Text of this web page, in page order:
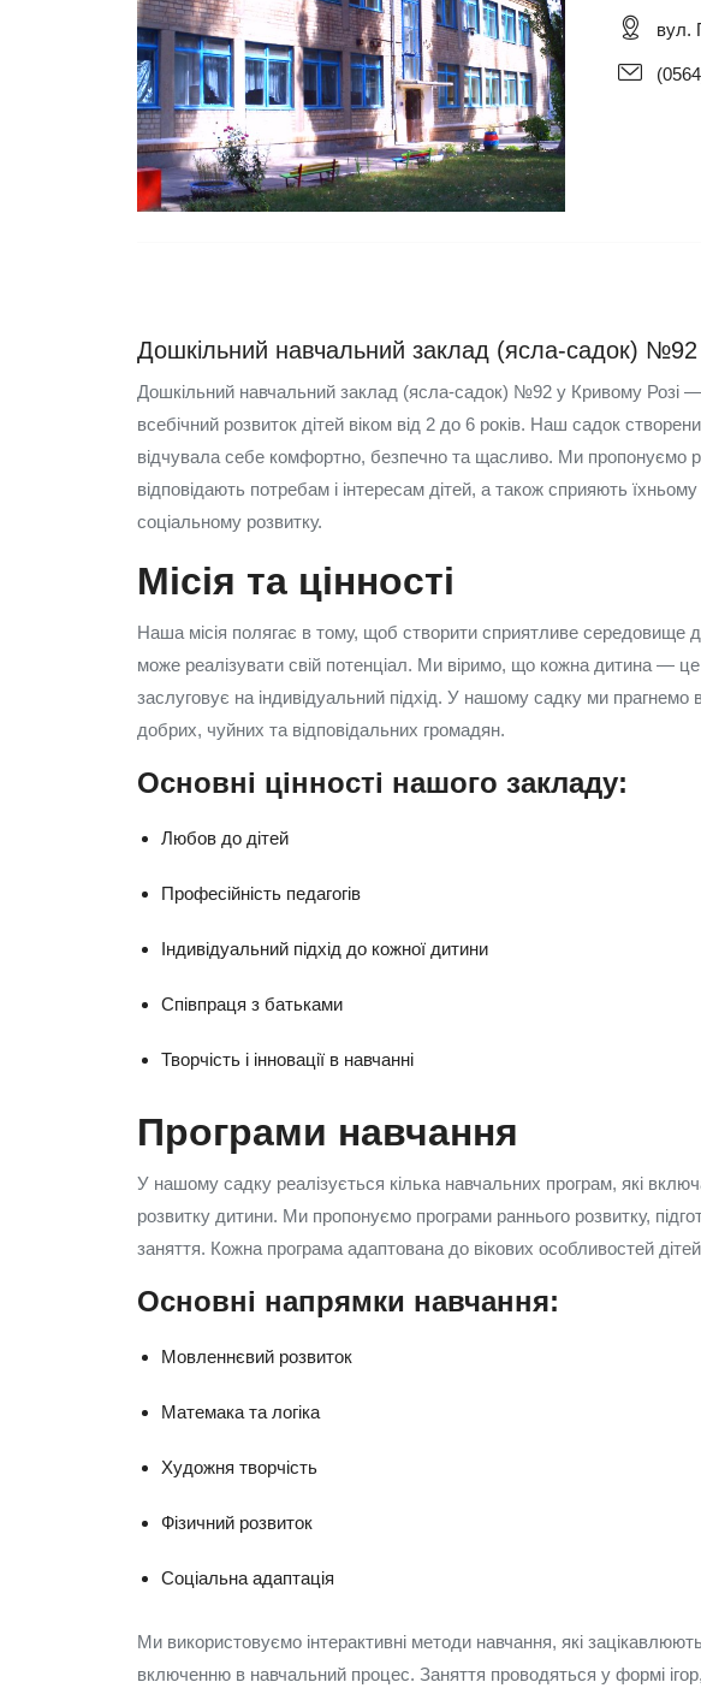
вул.
Дошкільний навчальний заклад (ясла-садок)
Дошкільний навчальний заклад (ясла-садок) №92 у Кривому Розі
всебічний розвиток дітей віком від 2 до 6 років. Наш садок
відчувала себе комфортно, безпечно та щасливо. Ми пропонуємо
відповідають потребам і інтересам дітей, а також сприяють
соціальному розвитку.
Місія та цінності
Наша місія полягає в тому, щоб створити сприятливе середовище
може реалізувати свій потенціал. Ми віримо, що кожна дитина — це
заслуговує на індивідуальний підхід. У нашому садку ми
добрих, чуйних та відповідальних громадян.
Основні цінності нашого закладу:
Любов до дітей
Професійність педагогів
Індивідуальний підхід до кожної дитини
Співпраця з батьками
Творчість і інновації в навчанні
Програми навчання
У нашому садку реалізується кілька навчальних програм, які
розвитку дитини. Ми пропонуємо програми раннього розвитку,
заняття. Кожна програма адаптована до вікових особливостей дітей
Основні напрямки навчання:
Мовленнєвий розвиток
Матемака та логіка
Художня творчість
Фізичний розвиток
Соціальна адаптація
Ми використовуємо інтерактивні методи навчання, які
включенню в навчальний процес. Заняття проводяться у формі